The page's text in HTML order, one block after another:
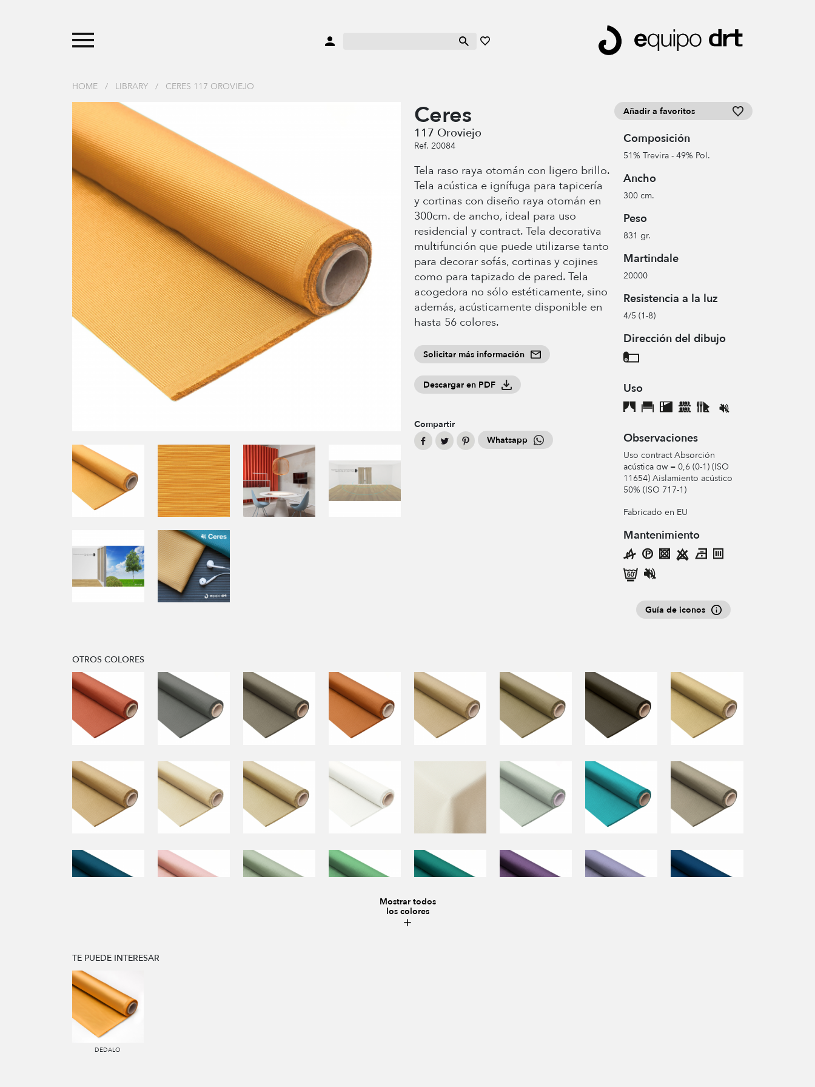
HOME / LIBRARY / CERES 117 OROVIEJO
Ceres
117 Oroviejo
Ref. 20084
Tela raso raya otomán con ligero brillo.
Tela acústica e ignífuga para tapicería
y cortinas con diseño raya otomán en
300cm. de ancho, ideal para uso
residencial y contract. Tela decorativa
multifunción que puede utilizarse tanto
para decorar sofás, cortinas y cojines
como para tapizado de pared. Tela
acogedora no sólo estéticamente, sino
además, acústicamente disponible en
hasta 56 colores.
Solicitar más información
Descargar en PDF
Compartir
Whatsapp
Añadir a favoritos
Composición
51% Trevira - 49% Pol.
Ancho
300 cm.
Peso
831 gr.
Martindale
20000
Resistencia a la luz
4/5 (1-8)
Dirección del dibujo
Uso
Observaciones
Uso contract Absorción
acústica αw = 0,6 (0-1) (ISO
11654) Aislamiento acústico
50% (ISO 717-1)
Fabricado en EU
Mantenimiento
Guía de iconos
OTROS COLORES
Mostrar todos
los colores
TE PUEDE INTERESAR
DEDALO